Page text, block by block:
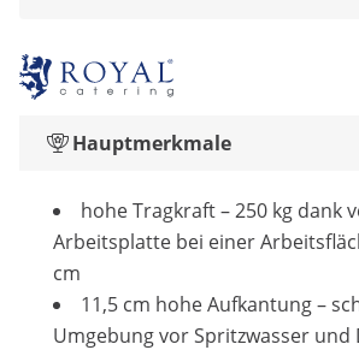
Hauptmerkmale
hohe Tragkraft – 250 kg dank
Arbeitsplatte bei einer
cm
11,5 cm hohe Aufkantung –
Umgebung vor Spritzwasser und